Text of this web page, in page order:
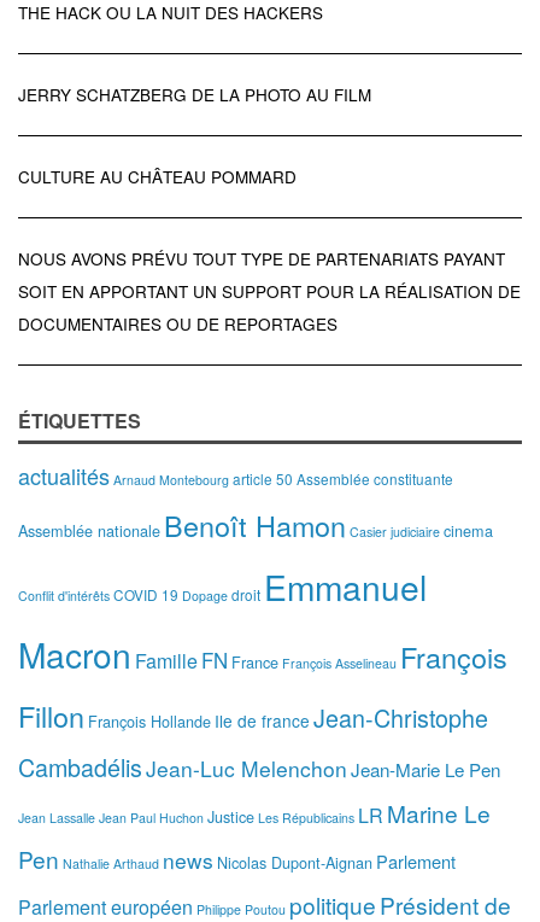
THE HACK OU LA NUIT DES HACKERS
JERRY SCHATZBERG DE LA PHOTO AU FILM
CULTURE AU CHÂTEAU POMMARD
NOUS AVONS PRÉVU TOUT TYPE DE PARTENARIATS PAYANT
SOIT EN APPORTANT UN SUPPORT POUR LA RÉALISATION DE
DOCUMENTAIRES OU DE REPORTAGES
ÉTIQUETTES
actualités Arnaud Montebourg article 50 Assemblée constituante
Assemblée nationale Benoît Hamon Casier judiciaire cinema
Conflit d'intérêts COVID 19 Dopage droit Emmanuel
Macron FamilleFN France François Asselineau François
Fillon François Hollande Ile de france Jean-Christophe
CambadélisJean-Luc MelenchonJean-Marie Le Pen
Jean Lassalle Jean Paul Huchon Justice Les Républicains LR Marine Le
Pen Nathalie Arthaud news Nicolas Dupont-Aignan Parlement
Parlement européen Philippe Poutou politiquePrésident de